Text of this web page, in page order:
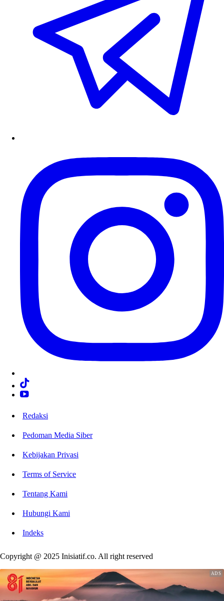
Redaksi
Pedoman Media Siber
Kebijakan Privasi
Terms of Service
Tentang Kami
Hubungi Kami
Indeks
Copyright @ 2025 Inisiatif.co. All right reserved